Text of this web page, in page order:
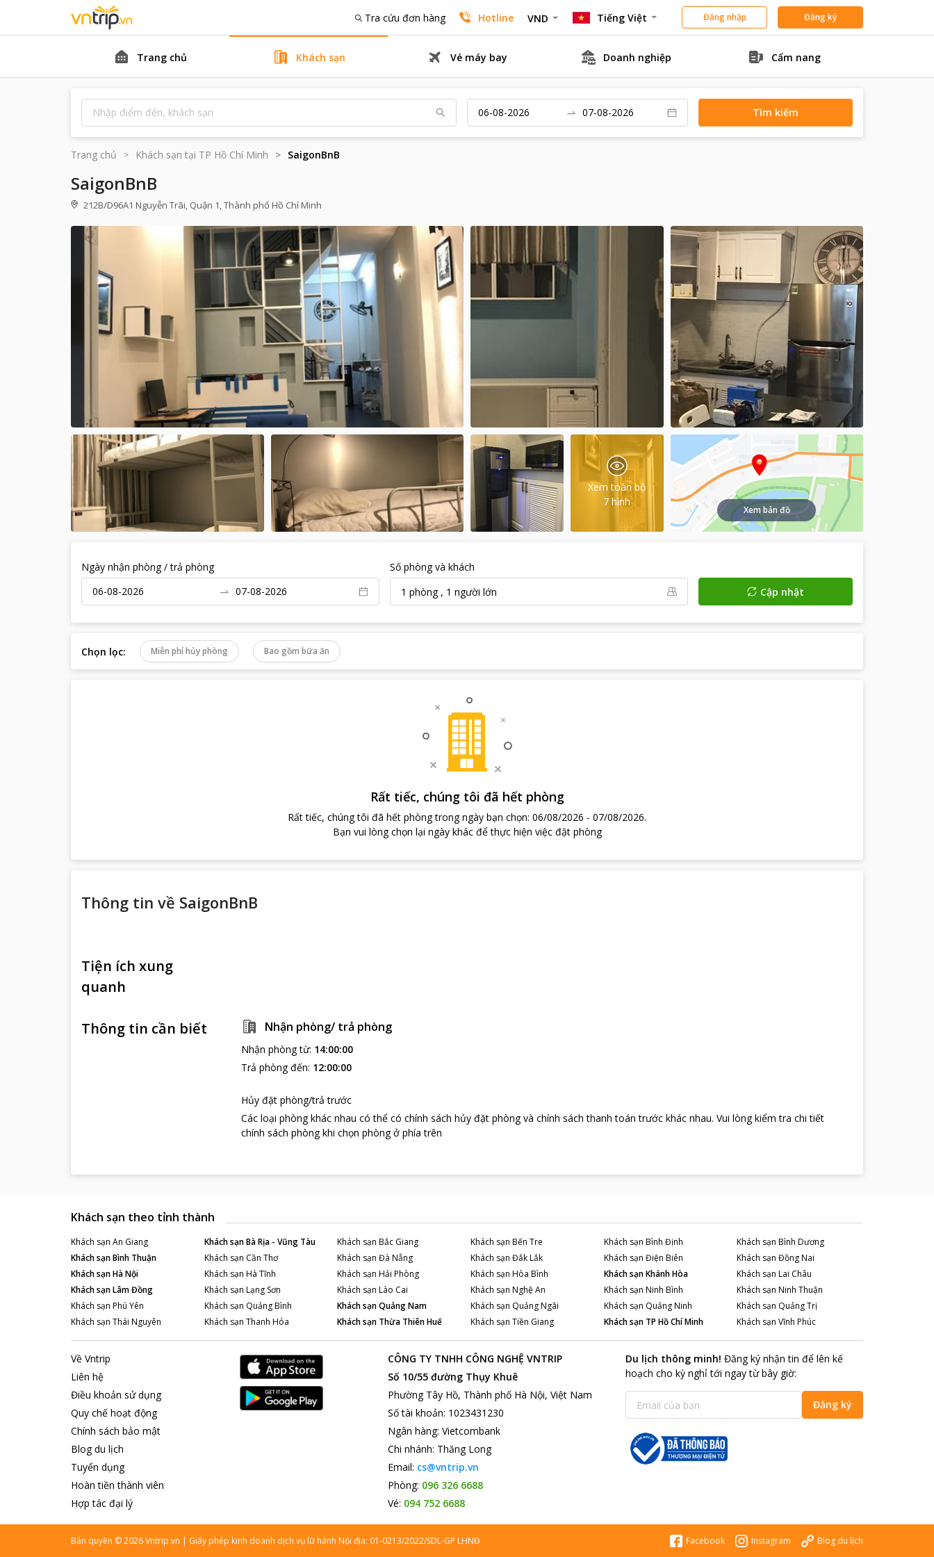
Tra cứu đơn hàng Hotline VND Tiếng Việt Đăng nhập Đăng ký
Trang chủ Khách sạn Vé máy bay Doanh nghiệp Cẩm nang
Tìm kiếm
Trang chủ Khách sạn tại TP Hồ Chí Minh SaigonBnB
SaigonBnB
212B/D96A1 Nguyễn Trãi, Quận 1, Thành phố Hồ Chí Minh
Xem toàn bộ
7 hình
Xem bản đồ
Ngày nhận phòng / trả phòng
Số phòng và khách
1 phòng, 1 người lớn Cập nhật
Chọn lọc: Miễn phí hủy phòng Bao gồm bữa ăn
Rất tiếc, chúng tôi đã hết phòng
Rất tiếc, chúng tôi đã hết phòng trong ngày bạn chọn: 06/08/2026 - 07/08/2026.
Bạn vui lòng chọn lại ngày khác để thực hiện việc đặt phòng
Thông tin về SaigonBnB
Tiện ích xung
quanh
Thông tin cần biết Nhận phòng/ trả phòng
Nhận phòng từ: 14:00:00
Trả phòng đến: 12:00:00
Hủy đặt phòng/trả trước
Các loại phòng khác nhau có thể có chính sách hủy đặt phòng và chính sách thanh toán trước khác nhau. Vui lòng kiểm tra chi tiết
chính sách phòng khi chọn phòng ở phía trên
Khách sạn theo tỉnh thành
Khách sạn An Giang Khách sạnBà Rịa - Vũng Tàu Khách sạn Bắc Giang Khách sạn Bến Tre Khách sạn Bình Định Khách sạn Bình Dương
Khách sạnBình Thuận Khách sạn Cần Thơ Khách sạn Đà Nẵng Khách sạn Đắk Lắk Khách sạn Điện Biên Khách sạn Đồng Nai
Khách sạnHà Nội Khách sạn Hà Tĩnh Khách sạn Hải Phòng Khách sạn Hòa Bình Khách sạnKhánh Hòa Khách sạn Lai Châu
Khách sạnLâm Đồng Khách sạn Lạng Sơn Khách sạn Lào Cai Khách sạn Nghệ An Khách sạn Ninh Bình Khách sạn Ninh Thuận
Khách sạn Phú Yên Khách sạn Quảng Bình Khách sạnQuảng Nam Khách sạn Quảng Ngãi Khách sạn Quảng Ninh Khách sạn Quảng Trị
Khách sạn Thái Nguyên Khách sạn Thanh Hóa Khách sạn Thừa Thiên Huế Khách sạn Tiền Giang Khách sạn TP Hồ Chí Minh Khách sạn Vĩnh Phúc
Về Vntrip
Liên hệ
Điều khoản sử dụng
Quy chế hoạt động
Chính sách bảo mật
Blog du lịch
Tuyển dụng
Hoàn tiền thành viên
Hợp tác đại lý
CÔNG TY TNHH CÔNG NGHỆ VNTRIP
Số 10/55 đường Thụy Khuê
Phường Tây Hồ, Thành phố Hà Nội, Việt Nam
Số tài khoản: 1023431230
Ngân hàng: Vietcombank
Chi nhánh: Thăng Long
Email: cs@vntrip.vn
Phòng: 096 326 6688
Vé: 094 752 6688
Du lịch thông minh! Đăng ký nhận tin để lên kế
hoạch cho kỳ nghỉ tới ngay từ bây giờ:
Đăng ký
Bản quyền ©2026Vntrip.vn | Giấy phép kinh doanh dịch vụ lữ hành Nội địa: 01-0213/2022/SDL-GP LHNĐ Facebook Instagram Blog du lịch